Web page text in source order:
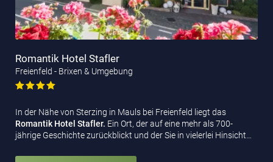
Romantik Hotel Stafler
Freienfeld - Brixen & Umgebung
In der Nähe von Sterzing in Mauls bei Freienfeld liegt das
Romantik Hotel Stafler. Ein Ort, der auf eine mehr als 700-
jährige Geschichte zurückblickt und der Sie in vielerlei Hinsicht…